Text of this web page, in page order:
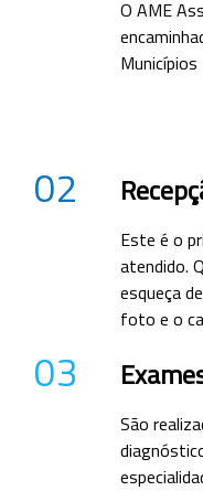
O AME
02
Este é o
atendido.
esqueça
foto e o
03
São